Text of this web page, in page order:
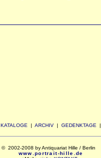
KATALOGE | ARCHIV | GEDENKTAGE
© 2002-2008 by Antiquariat Hille / Berlin
www.portrait-hille.de